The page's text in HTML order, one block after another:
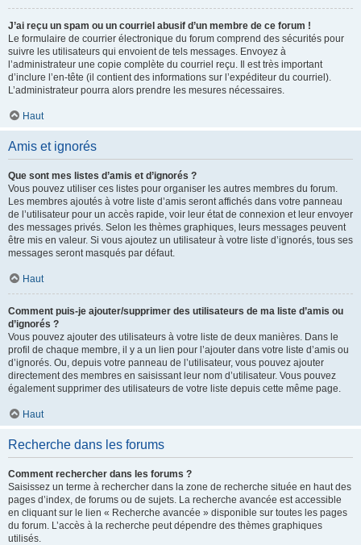
J’ai reçu un spam ou un courriel abusif d’un membre de ce forum !
Le formulaire de courrier électronique du forum comprend des sécurités pour
suivre les utilisateurs qui envoient de tels messages. Envoyez à
l’administrateur une copie complète du courriel reçu. Il est très important
d’inclure l’en-tête (il contient des informations sur l’expéditeur du courriel).
L’administrateur pourra alors prendre les mesures nécessaires.
Haut
Amis et ignorés
Que sont mes listes d’amis et d’ignorés ?
Vous pouvez utiliser ces listes pour organiser les autres membres du forum.
Les membres ajoutés à votre liste d’amis seront affichés dans votre panneau
de l’utilisateur pour un accès rapide, voir leur état de connexion et leur envoyer
des messages privés. Selon les thèmes graphiques, leurs messages peuvent
être mis en valeur. Si vous ajoutez un utilisateur à votre liste d’ignorés, tous ses
messages seront masqués par défaut.
Haut
Comment puis-je ajouter/supprimer des utilisateurs de ma liste d’amis ou
d’ignorés ?
Vous pouvez ajouter des utilisateurs à votre liste de deux manières. Dans le
profil de chaque membre, il y a un lien pour l’ajouter dans votre liste d’amis ou
d’ignorés. Ou, depuis votre panneau de l’utilisateur, vous pouvez ajouter
directement des membres en saisissant leur nom d’utilisateur. Vous pouvez
également supprimer des utilisateurs de votre liste depuis cette même page.
Haut
Recherche dans les forums
Comment rechercher dans les forums ?
Saisissez un terme à rechercher dans la zone de recherche située en haut des
pages d’index, de forums ou de sujets. La recherche avancée est accessible
en cliquant sur le lien « Recherche avancée » disponible sur toutes les pages
du forum. L’accès à la recherche peut dépendre des thèmes graphiques
utilisés.